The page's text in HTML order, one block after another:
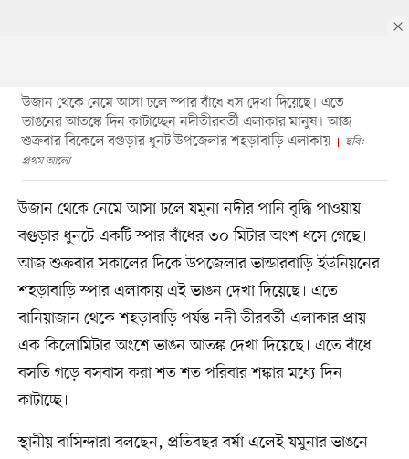
উজান থেকে নেমে আসা ঢলে স্পার বাঁধে ধস দেখা দিয়েছে। এতে
ভাঙনের আতঙ্কে দিন কাটাচ্ছেন নদীতীরবর্তী এলাকার মানুষ। আজ
শুক্রবার বিকেলে বগুড়ার ধুনট উপজেলার শহড়াবাড়ি এলাকায়
ছবি:
প্রথম আলো
উজান থেকে নেমে আসা ঢলে যমুনা নদীর পানি বৃদ্ধি পাওয়ায়
বগুড়ার ধুনটে একটি স্পার বাঁধের ৩০ মিটার অংশ ধসে গেছে।
আজ শুক্রবার সকালের দিকে উপজেলার ভান্ডারবাড়ি ইউনিয়নের
শহড়াবাড়ি স্পার এলাকায় এই ভাঙন দেখা দিয়েছে। এতে
বানিয়াজান থেকে শহড়াবাড়ি পর্যন্ত নদী তীরবর্তী এলাকার প্রায়
এক কিলোমিটার অংশে ভাঙন আতঙ্ক দেখা দিয়েছে। এতে বাঁধে
বসতি গড়ে বসবাস করা শত শত পরিবার শঙ্কার মধ্যে দিন
কাটাচ্ছে।
স্থানীয় বাসিন্দারা বলছেন, প্রতিবছর বর্ষা এলেই যমুনার ভাঙনে